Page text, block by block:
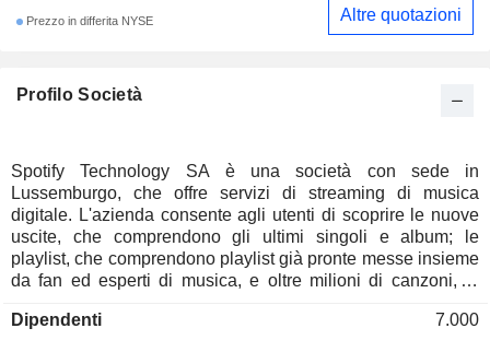
Profilo Società
Spotify Technology SA è una società con sede in
Lussemburgo, che offre servizi di streaming di musica
digitale. L'azienda consente agli utenti di scoprire le nuove
uscite, che comprendono gli ultimi singoli e album; le
playlist, che comprendono playlist già pronte messe insieme
da fan ed esperti di musica, e oltre milioni di canzoni, in
scoprire nuovi brani e costruire una collezione
Dipendenti 7.000
Prezzo in differita NYSE Altre quotazioni